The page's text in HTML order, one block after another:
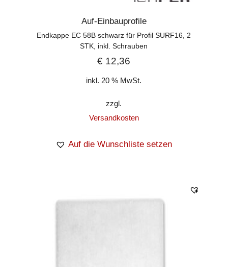
Auf-Einbauprofile
Endkappe EC 58B schwarz für Profil SURF16, 2
STK, inkl. Schrauben
€ 12,36
inkl. 20 % MwSt.
zzgl.
Versandkosten
Auf die Wunschliste setzen